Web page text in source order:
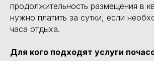
продолжительность размещения в
нужно платить за сутки, если
часа отдыха.
Для кого подходят услуги